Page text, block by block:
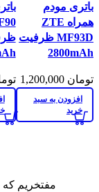
نمایش سریع
افزودن به علاقه
مندی
باتری مودم
همراه ZTE
MF93D ظرفیت
2800mAh
تومان
افزودن به سبد
خرید
مفتخریم که بیش از 10 سال